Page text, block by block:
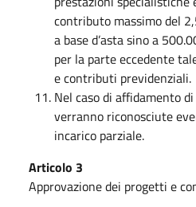
contributo massimo del
a base d’asta sino a
per la parte eccedente
e contributi previdenziali.
Nel caso di affidamento
verranno riconosciute
incarico parziale.
Articolo 3
Approvazione dei progetti e